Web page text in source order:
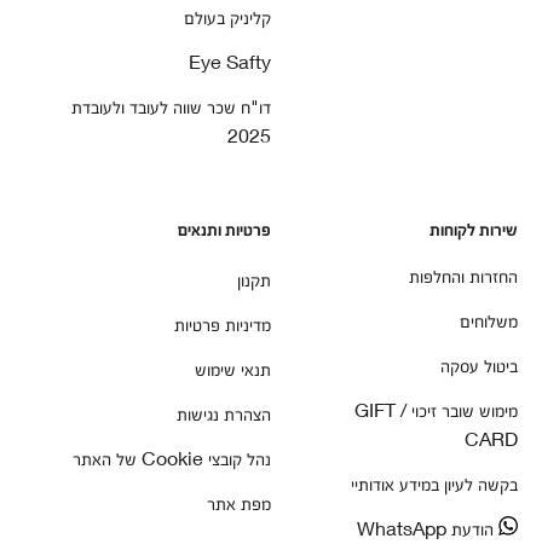
קליניק בעולם
Eye Safty
דו"ח שכר שווה לעובד ולעובדת
2025
שירות לקוחות
החזרות והחלפות
משלוחים
ביטול עסקה
מימוש שובר זיכוי / GIFT
CARD
בקשה לעיון במידע אודותיי
הודעת WhatsApp
פרטיות ותנאים
תקנון
מדיניות פרטיות
תנאי שימוש
הצהרת נגישות
נהל קובצי Cookie של האתר
מפת אתר